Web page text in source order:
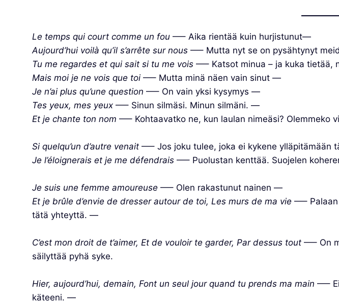
Le temps qui court comme un fou—– Aika rientää kuin hurjistunut—
Aujourd’hui voilà qu’il s’arrête sur nous—– Mutta nyt se on pysähtynyt
Tu me regardes et qui sait si tu me vois —– Katsot minua – ja kuka tietää,
Mais moi je ne vois que toi—– Mutta minä näen vain sinut —
Je n’ai plus qu’une question —– On vain yksi kysymys —
Tes yeux, mes yeux—– Sinun silmäsi. Minun silmäni. —
Et je chante ton nom —– Kohtaavatko ne, kun laulan nimeäsi? Olemmeko
Si quelqu’un d’autre venait—– Jos joku tulee, joka ei kykene ylläpitämään
Je l’éloignerais et je me défendrais—– Puolustan kenttää. Suojelen
Je suis une femme amoureuse —– Olen rakastunut nainen —
Et je brûle d’envie de dresser autour de toi, Les murs de ma vie —– Palaan
tätä yhteyttä. —
C’est mon droit de t’aimer, Et de vouloir te garder, Par dessus tout—– On
säilyttää pyhä syke.
Hier, aujourd’hui, demain, Font un seul jour quand tu prends ma main —–
käteeni. —